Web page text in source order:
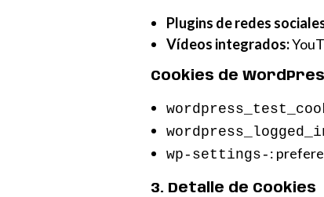
Plugins de redes
Vídeos integrados:
Cookies de
wp-settings- :
3. Detalle de Cookies